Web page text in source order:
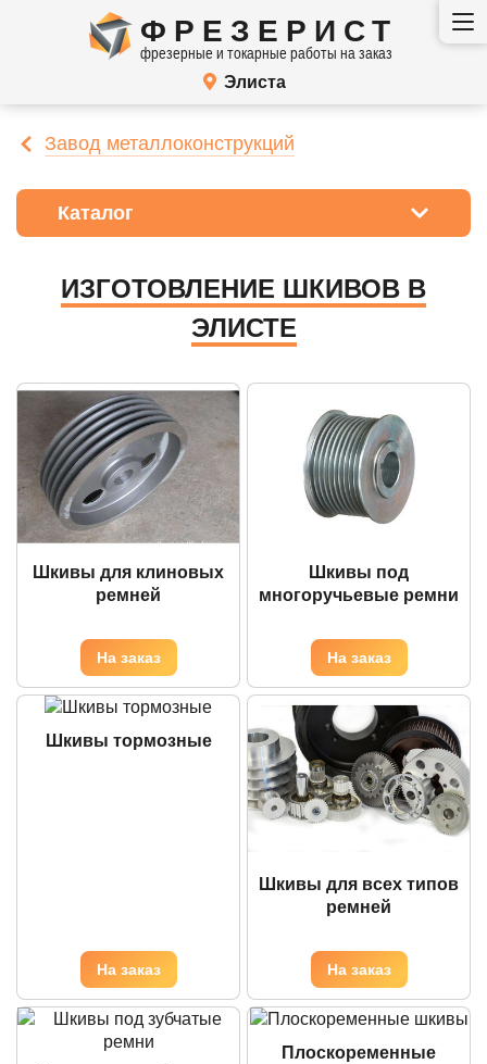
ФРЕЗЕРИСТ
фрезерные и токарные работы на заказ
Элиста
Завод металлоконструкций
Каталог
ИЗГОТОВЛЕНИЕ ШКИВОВ В
ЭЛИСТЕ
Шкивы для клиновых
ремней
Шкивы под
многоручьевые ремни
Шкивы тормозные
Шкивы для всех типов
ремней
Плоскоременные